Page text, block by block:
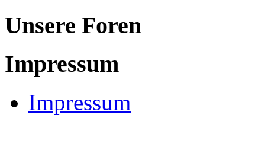
Unsere Foren
Impressum
Impressum